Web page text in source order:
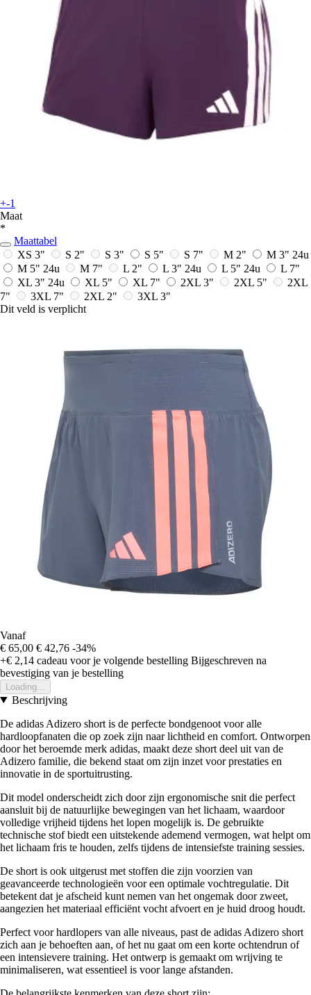
+-1
Maat
*
Maattabel
XS 3"
S 2" S 3" S 5" S 7" M 2" M 3" 24u
M 5" 24u M 7" L 2" L 3" 24u L 5" 24u
L 7"
XL 3" 24u XL 5" XL 7" 2XL 3" 2XL 5"
2XL
7"
3XL 7" 2XL 2"
3XL 3"
Dit veld is verplicht
Vanaf
€ 65,00 € 42,76 -34%
+€ 2,14 cadeau voor je volgende bestelling Bijgeschreven na
bevestiging van je bestelling
Loading...
Beschrijving
De adidas Adizero short is de perfecte bondgenoot voor alle
hardloopfanaten die op zoek zijn naar lichtheid en comfort. Ontworpen
door het beroemde merk adidas, maakt deze short deel uit van de
Adizero familie, die bekend staat om zijn inzet voor prestaties en
innovatie in de sportuitrusting.
Dit model onderscheidt zich door zijn ergonomische snit die perfect
aansluit bij de natuurlijke bewegingen van het lichaam, waardoor
volledige vrijheid tijdens het lopen mogelijk is. De gebruikte
technische stof biedt een uitstekende ademend vermogen, wat helpt om
het lichaam fris te houden, zelfs tijdens de intensiefste training sessies.
De short is ook uitgerust met stoffen die zijn voorzien van
geavanceerde technologieën voor een optimale vochtregulatie. Dit
betekent dat je afscheid kunt nemen van het ongemak door zweet,
aangezien het materiaal efficiënt vocht afvoert en je huid droog houdt.
Perfect voor hardlopers van alle niveaus, past de adidas Adizero short
zich aan je behoeften aan, of het nu gaat om een korte ochtendrun of
een intensievere training. Het ontwerp is gemaakt om wrijving te
minimaliseren, wat essentieel is voor lange afstanden.